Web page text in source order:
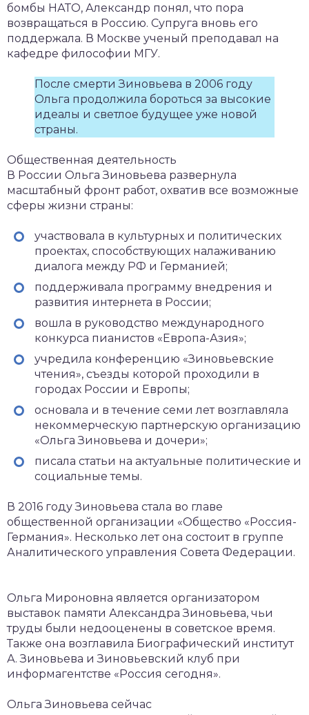
бомбы НАТО, Александр понял, что пора
возвращаться в Россию. Супруга вновь его
поддержала. В Москве ученый преподавал на
кафедре философии МГУ.
После смерти Зиновьева в 2006 году
Ольга продолжила бороться за высокие
идеалы и светлое будущее уже новой
страны.
Общественная деятельность
В России Ольга Зиновьева развернула
масштабный фронт работ, охватив все возможные
сферы жизни страны:
участвовала в культурных и политических
проектах, способствующих налаживанию
диалога между РФ и Германией;
поддерживала программу внедрения и
развития интернета в России;
вошла в руководство международного
конкурса пианистов «Европа-Азия»;
учредила конференцию «Зиновьевские
чтения», съезды которой проходили в
городах России и Европы;
основала и в течение семи лет возглавляла
некоммерческую партнерскую организацию
«Ольга Зиновьева и дочери»;
писала статьи на актуальные политические и
социальные темы.
В 2016 году Зиновьева стала во главе
общественной организации «Общество «Россия-
Германия». Несколько лет она состоит в группе
Аналитического управления Совета Федерации.
Ольга Мироновна является организатором
выставок памяти Александра Зиновьева, чьи
труды были недооценены в советское время.
Также она возглавила Биографический институт
А. Зиновьева и Зиновьевский клуб при
информагентстве «Россия сегодня».
Ольга Зиновьева сейчас